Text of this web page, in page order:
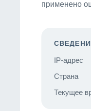
применено
IP-адрес
Страна
Текущее